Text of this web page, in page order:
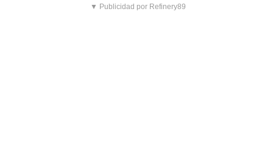
▼ Publicidad por Refinery89